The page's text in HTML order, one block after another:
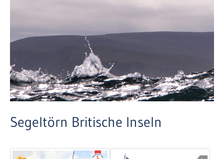
Segeltörn Britische Inseln